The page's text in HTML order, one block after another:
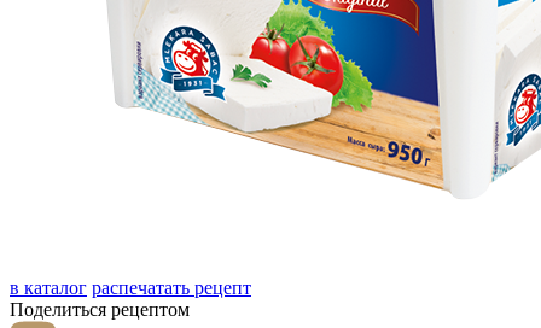
в каталог распечатать рецепт
Поделиться рецептом